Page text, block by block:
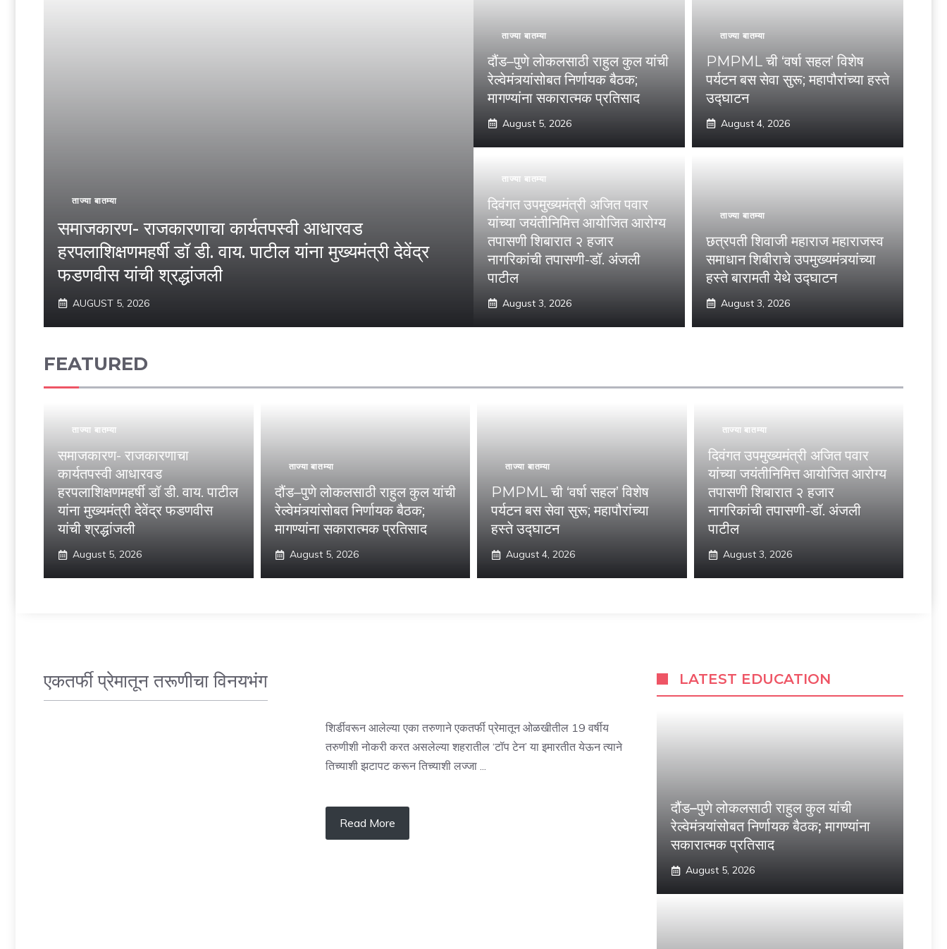
ताज्या बातम्या
समाजकारण- राजकारणाचा कार्यतपस्वी आधारवड
हरपलाशिक्षणमहर्षी डॉ डी. वाय. पाटील यांना मुख्यमंत्री देवेंद्र
फडणवीस यांची श्रद्धांजली
AUGUST 5, 2026
ताज्या बातम्या
दौंड–पुणे लोकलसाठी राहुल कुल यांची
रेल्वेमंत्र्यांसोबत निर्णायक बैठक;
मागण्यांना सकारात्मक प्रतिसाद
August 5, 2026
ताज्या बातम्या
PMPML ची ‘वर्षा सहल’ विशेष
पर्यटन बस सेवा सुरू; महापौरांच्या हस्ते
उद्घाटन
August 4, 2026
ताज्या बातम्या
दिवंगत उपमुख्यमंत्री अजित पवार
यांच्या जयंतीनिमित्त आयोजित आरोग्य
तपासणी शिबारात २ हजार
नागरिकांची तपासणी-डॉ. अंजली
पाटील
August 3, 2026
ताज्या बातम्या
छत्रपती शिवाजी महाराज महाराजस्व
समाधान शिबीराचे उपमुख्यमंत्र्यांच्या
हस्ते बारामती येथे उद्घाटन
August 3, 2026
FEATURED
ताज्या बातम्या
समाजकारण- राजकारणाचा
कार्यतपस्वी आधारवड
हरपलाशिक्षणमहर्षी डॉ डी. वाय. पाटील
यांना मुख्यमंत्री देवेंद्र फडणवीस
यांची श्रद्धांजली
August 5, 2026
ताज्या बातम्या
दौंड–पुणे लोकलसाठी राहुल कुल यांची
रेल्वेमंत्र्यांसोबत निर्णायक बैठक;
मागण्यांना सकारात्मक प्रतिसाद
August 5, 2026
ताज्या बातम्या
PMPML ची ‘वर्षा सहल’ विशेष
पर्यटन बस सेवा सुरू; महापौरांच्या
हस्ते उद्घाटन
August 4, 2026
ताज्या बातम्या
दिवंगत उपमुख्यमंत्री अजित पवार
यांच्या जयंतीनिमित्त आयोजित आरोग्य
तपासणी शिबारात २ हजार
नागरिकांची तपासणी-डॉ. अंजली
पाटील
August 3, 2026
एकतर्फी प्रेमातून तरूणीचा विनयभंग
शिर्डीवरून आलेल्या एका तरुणाने एकतर्फी प्रेमातून ओळखीतील 19 वर्षीय
तरुणीशी नोकरी करत असलेल्या शहरातील ‘टॉप टेन’ या इमारतीत येऊन त्याने
तिच्याशी झटापट करून तिच्याशी लज्जा ...
Read More
LATEST EDUCATION
दौंड–पुणे लोकलसाठी राहुल कुल यांची
रेल्वेमंत्र्यांसोबत निर्णायक बैठक; मागण्यांना
सकारात्मक प्रतिसाद
August 5, 2026